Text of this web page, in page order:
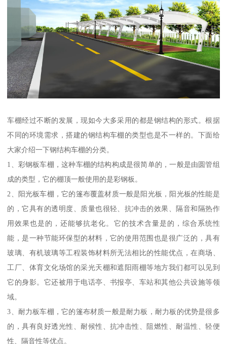
车棚经过不断的发展，现如今大多采用的都是钢结构的形式。根据
不同的环境需求，搭建的钢结构车棚的类型也是不一样的。下面给
大家介绍一下钢结构车棚的分类。
1、彩钢板车棚，这种车棚的结构构成是很简单的，一般是由圆管组
成的类型，它的棚顶一般使用的是彩钢板。
2、阳光板车棚，它的篷布覆盖材质一般是阳光板，阳光板的性能是
的，它具有的透明度、质量也很轻、抗冲击的效果、隔音和隔热作
用效果也是的，还能够抗老化。它的技术含量是的，综合系统性
能，是一种节能环保型的材料，它的使用范围也是很广泛的，具有
玻璃、有机玻璃等工程装饰材料所无法相比的性能优点，在商场、
工厂、体育文化场馆的采光天棚和遮阳雨棚等地方我们都可以见到
它的身影。它还被用于电话亭、书报亭、车站和其他公共设施等领
域。
3、耐力板车棚，它的篷布材质一般是耐力板，耐力板的优势是很多
的，具有良好透光性、耐候性、抗冲击性、阻燃性、耐温性、轻便
性、隔音性等优点。